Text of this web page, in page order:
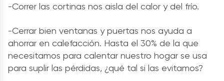
-Correr las cortinas nos aisla del calor y del frío.
-Cerrar bien ventanas y puertas nos ayuda a
ahorrar en calefacción. Hasta el 30% de la que
necesitamos para calentar nuestro hogar se usa
para suplir las pérdidas, ¿qué tal si las evitamos?